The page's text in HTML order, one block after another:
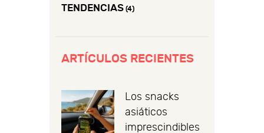
TENDENCIAS (4)
ARTÍCULOS RECIENTES
Los snacks
asiáticos
imprescindibles